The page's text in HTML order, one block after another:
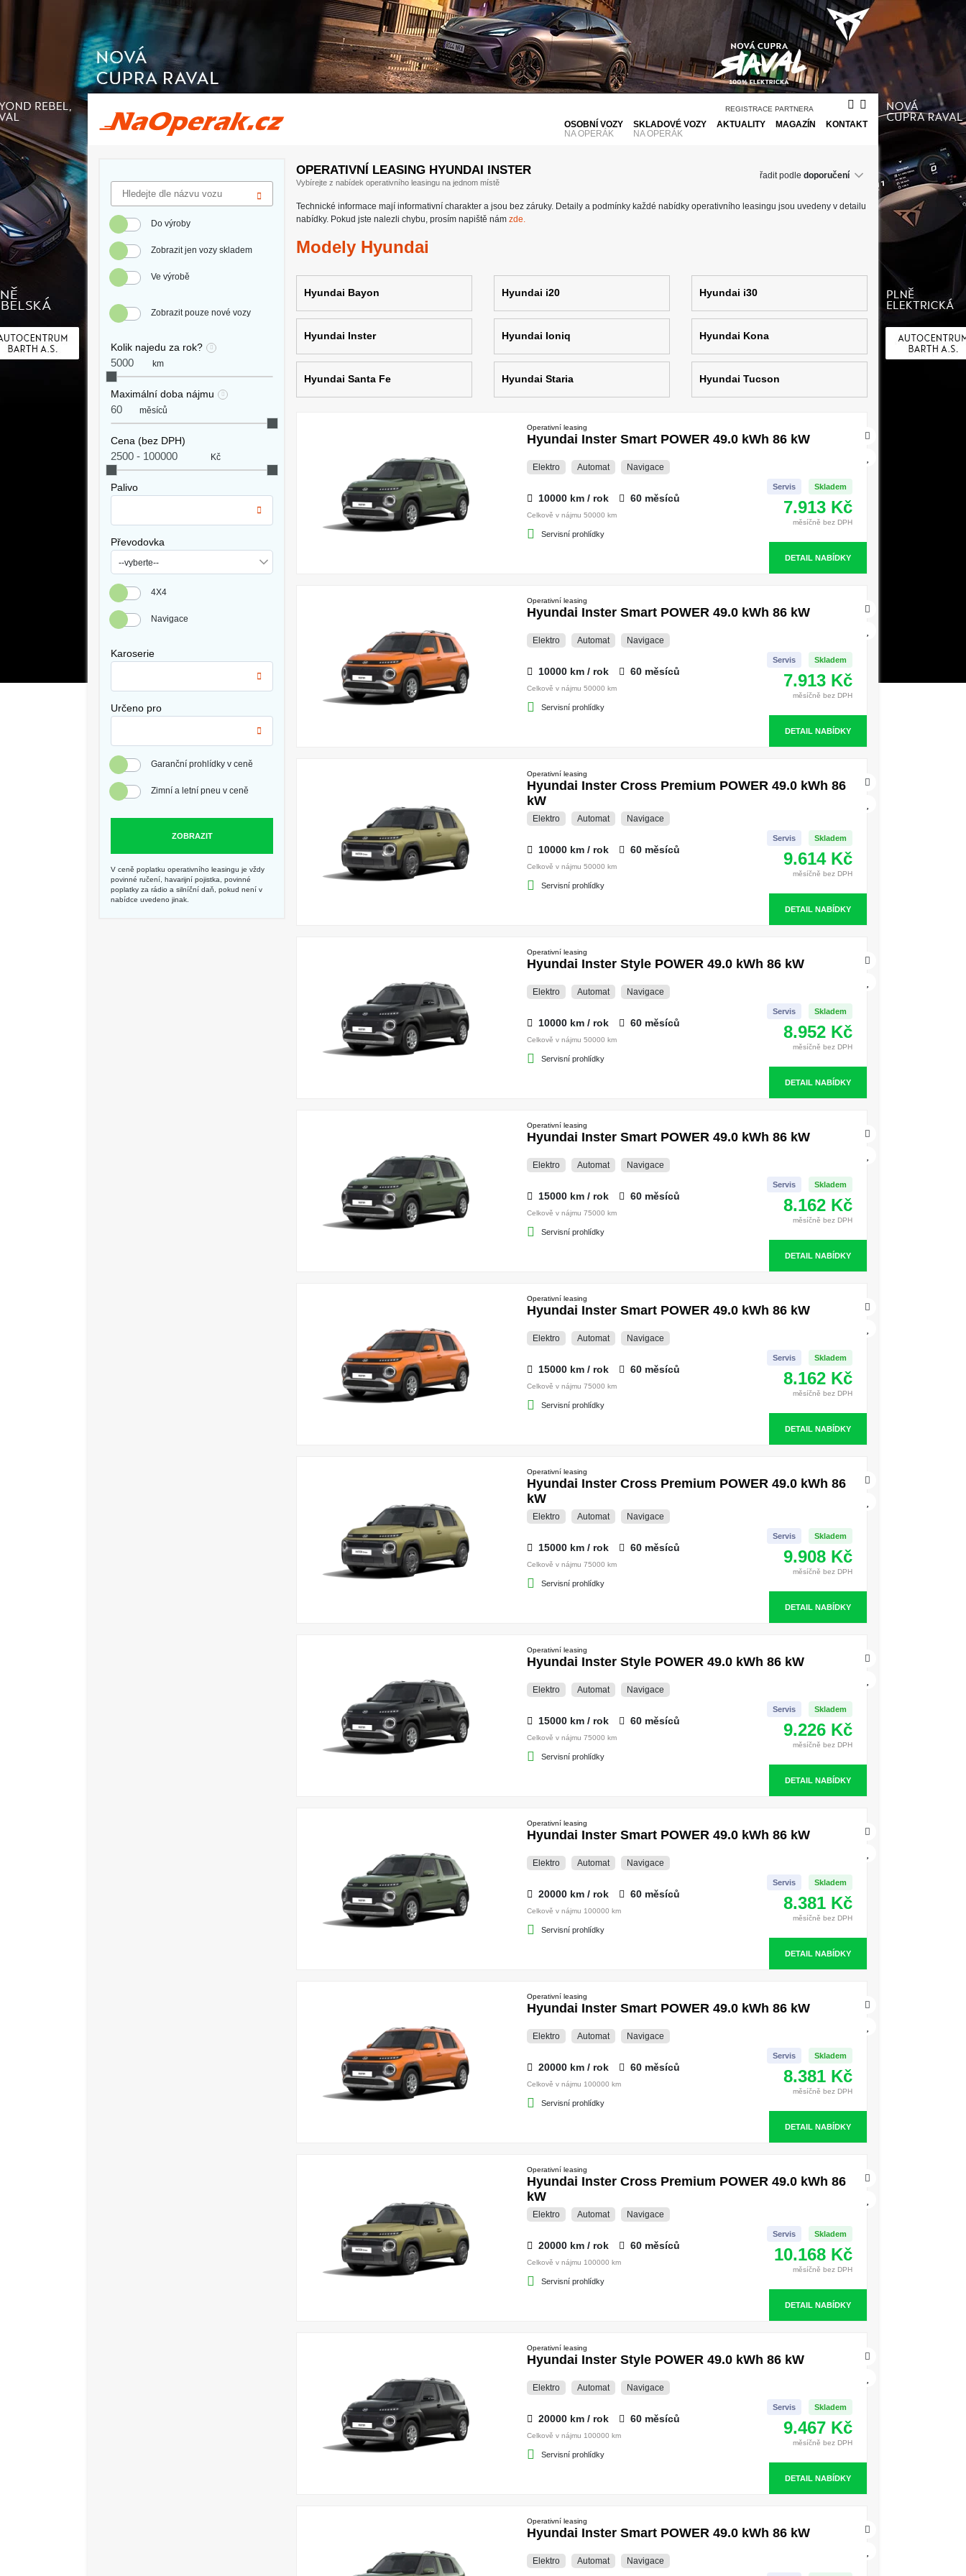
Operativní leasing Hyundai Inster
OSOBNÍ VOZY
NA OPERÁK
SKLADOVÉ VOZY
NA OPERÁK
AKTUALITY MAGAZÍN KONTAKT
REGISTRACE PARTNERA
Do výroby
Zobrazit jen vozy skladem
Ve výrobě
Zobrazit pouze nové vozy
Kolik najedu za rok?
km
Maximální doba nájmu
měsíců
Cena (bez DPH)
Kč
Palivo
Převodovka
4X4
Navigace
Karoserie
Určeno pro
Garanční prohlídky v ceně
Zimní a letní pneu v ceně
ZOBRAZIT
V ceně poplatku operativního leasingu je vždy
povinné ručení, havarijní pojistka, povinné
poplatky za rádio a silníční daň, pokud není v
nabídce uvedeno jinak.
OPERATIVNÍ LEASING HYUNDAI INSTER
Vybírejte z nabídek operativního leasingu na jednom místě
řadit podle
Technické informace mají informativní charakter a jsou bez záruky. Detaily a podmínky každé nabídky operativního leasingu jsou uvedeny v detailu
nabídky. Pokud jste nalezli chybu, prosím napiště nám zde.
Modely Hyundai
Hyundai Bayon Hyundai i20 Hyundai i30
Hyundai Inster Hyundai Ioniq Hyundai Kona
Hyundai Santa Fe Hyundai Staria Hyundai Tucson
Operativní leasing
Hyundai Inster Smart POWER 49.0 kWh 86 kW
Elektro Automat Navigace
10000 km / rok 60 měsíců
Celkově v nájmu 50000 km
Servisní prohlídky
Skladem
Servis
7.913 Kč
měsíčně bez DPH
DETAIL NABÍDKY
Operativní leasing
Hyundai Inster Smart POWER 49.0 kWh 86 kW
Elektro Automat Navigace
10000 km / rok 60 měsíců
Celkově v nájmu 50000 km
Servisní prohlídky
Skladem
Servis
7.913 Kč
měsíčně bez DPH
DETAIL NABÍDKY
Operativní leasing
Hyundai Inster Cross Premium POWER 49.0 kWh 86
kW
Elektro Automat Navigace
10000 km / rok 60 měsíců
Celkově v nájmu 50000 km
Servisní prohlídky
Skladem
Servis
9.614 Kč
měsíčně bez DPH
DETAIL NABÍDKY
Operativní leasing
Hyundai Inster Style POWER 49.0 kWh 86 kW
Elektro Automat Navigace
10000 km / rok 60 měsíců
Celkově v nájmu 50000 km
Servisní prohlídky
Skladem
Servis
8.952 Kč
měsíčně bez DPH
DETAIL NABÍDKY
Operativní leasing
Hyundai Inster Smart POWER 49.0 kWh 86 kW
Elektro Automat Navigace
15000 km / rok 60 měsíců
Celkově v nájmu 75000 km
Servisní prohlídky
Skladem
Servis
8.162 Kč
měsíčně bez DPH
DETAIL NABÍDKY
Operativní leasing
Hyundai Inster Smart POWER 49.0 kWh 86 kW
Elektro Automat Navigace
15000 km / rok 60 měsíců
Celkově v nájmu 75000 km
Servisní prohlídky
Skladem
Servis
8.162 Kč
měsíčně bez DPH
DETAIL NABÍDKY
Operativní leasing
Hyundai Inster Cross Premium POWER 49.0 kWh 86
kW
Elektro Automat Navigace
15000 km / rok 60 měsíců
Celkově v nájmu 75000 km
Servisní prohlídky
Skladem
Servis
9.908 Kč
měsíčně bez DPH
DETAIL NABÍDKY
Operativní leasing
Hyundai Inster Style POWER 49.0 kWh 86 kW
Elektro Automat Navigace
15000 km / rok 60 měsíců
Celkově v nájmu 75000 km
Servisní prohlídky
Skladem
Servis
9.226 Kč
měsíčně bez DPH
DETAIL NABÍDKY
Operativní leasing
Hyundai Inster Smart POWER 49.0 kWh 86 kW
Elektro Automat Navigace
20000 km / rok 60 měsíců
Celkově v nájmu 100000 km
Servisní prohlídky
Skladem
Servis
8.381 Kč
měsíčně bez DPH
DETAIL NABÍDKY
Operativní leasing
Hyundai Inster Smart POWER 49.0 kWh 86 kW
Elektro Automat Navigace
20000 km / rok 60 měsíců
Celkově v nájmu 100000 km
Servisní prohlídky
Skladem
Servis
8.381 Kč
měsíčně bez DPH
DETAIL NABÍDKY
Operativní leasing
Hyundai Inster Cross Premium POWER 49.0 kWh 86
kW
Elektro Automat Navigace
20000 km / rok 60 měsíců
Celkově v nájmu 100000 km
Servisní prohlídky
Skladem
Servis
10.168 Kč
měsíčně bez DPH
DETAIL NABÍDKY
Operativní leasing
Hyundai Inster Style POWER 49.0 kWh 86 kW
Elektro Automat Navigace
20000 km / rok 60 měsíců
Celkově v nájmu 100000 km
Servisní prohlídky
Skladem
Servis
9.467 Kč
měsíčně bez DPH
DETAIL NABÍDKY
Operativní leasing
Hyundai Inster Smart POWER 49.0 kWh 86 kW
Elektro Automat Navigace